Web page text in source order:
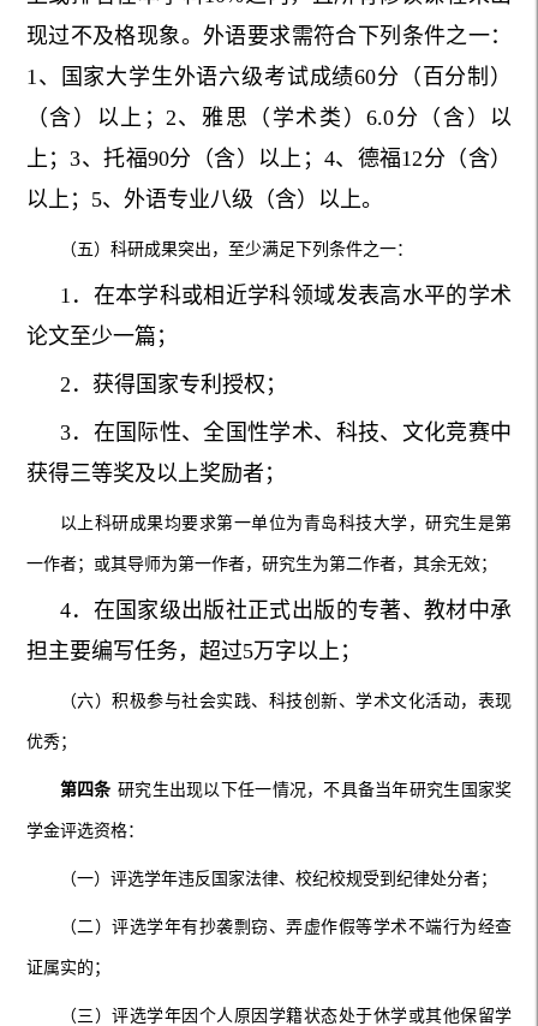
现过不及格现象。外语要求需符合下列条件之一：
1、国家大学生外语六级考试成绩60分（百分制）
（含）以上；2、雅思（学术类）6.0分（含）以
上；3、托福90分（含）以上；4、德福12分（含）
以上；5、外语专业八级（含）以上。
（五）科研成果突出，至少满足下列条件之一：
1．在本学科或相近学科领域发表高水平的学术
论文至少一篇；
2．获得国家专利授权；
3．在国际性、全国性学术、科技、文化竞赛中
获得三等奖及以上奖励者；
以上科研成果均要求第一单位为青岛科技大学，研究生是第
一作者；或其导师为第一作者，研究生为第二作者，其余无效；
4．在国家级出版社正式出版的专著、教材中承
担主要编写任务，超过5万字以上；
（六）积极参与社会实践、科技创新、学术文化活动，表现
优秀；
第四条 研究生出现以下任一情况，不具备当年研究生国家奖
学金评选资格：
（一）评选学年违反国家法律、校纪校规受到纪律处分者；
（二）评选学年有抄袭剽窃、弄虚作假等学术不端行为经查
证属实的；
（三）评选学年因个人原因学籍状态处于休学或其他保留学